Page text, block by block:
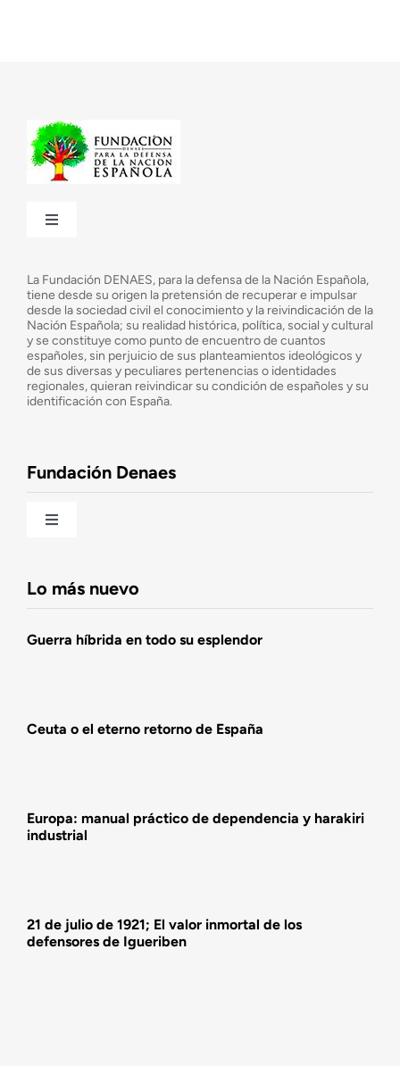
Toggle
¿Cuáles son nuestros objetivos?
Consejo Asesor
La Fundación DENAES, para la defensa de la Nación Española,
tiene desde su origen la pretensión de recuperar e impulsar
desde la sociedad civil el conocimiento y la reivindicación de la
Nación Española; su realidad histórica, política, social y cultural
y se constituye como punto de encuentro de cuantos
españoles, sin perjuicio de sus planteamientos ideológicos y
de sus diversas y peculiares pertenencias o identidades
regionales, quieran reivindicar su condición de españoles y su
identificación con España.
Fundación Denaes
Toggle
Lo más nuevo
Guerra híbrida en todo su esplendor
Ceuta o el eterno retorno de España
Europa: manual práctico de dependencia y harakiri
industrial
21 de julio de 1921; El valor inmortal de los
defensores de Igueriben